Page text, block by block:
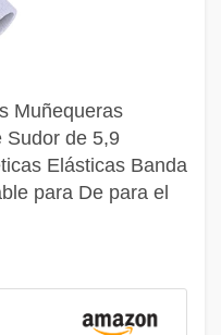
Muñequeras
Sudor de 5,9
Elásticas Banda
para De para el